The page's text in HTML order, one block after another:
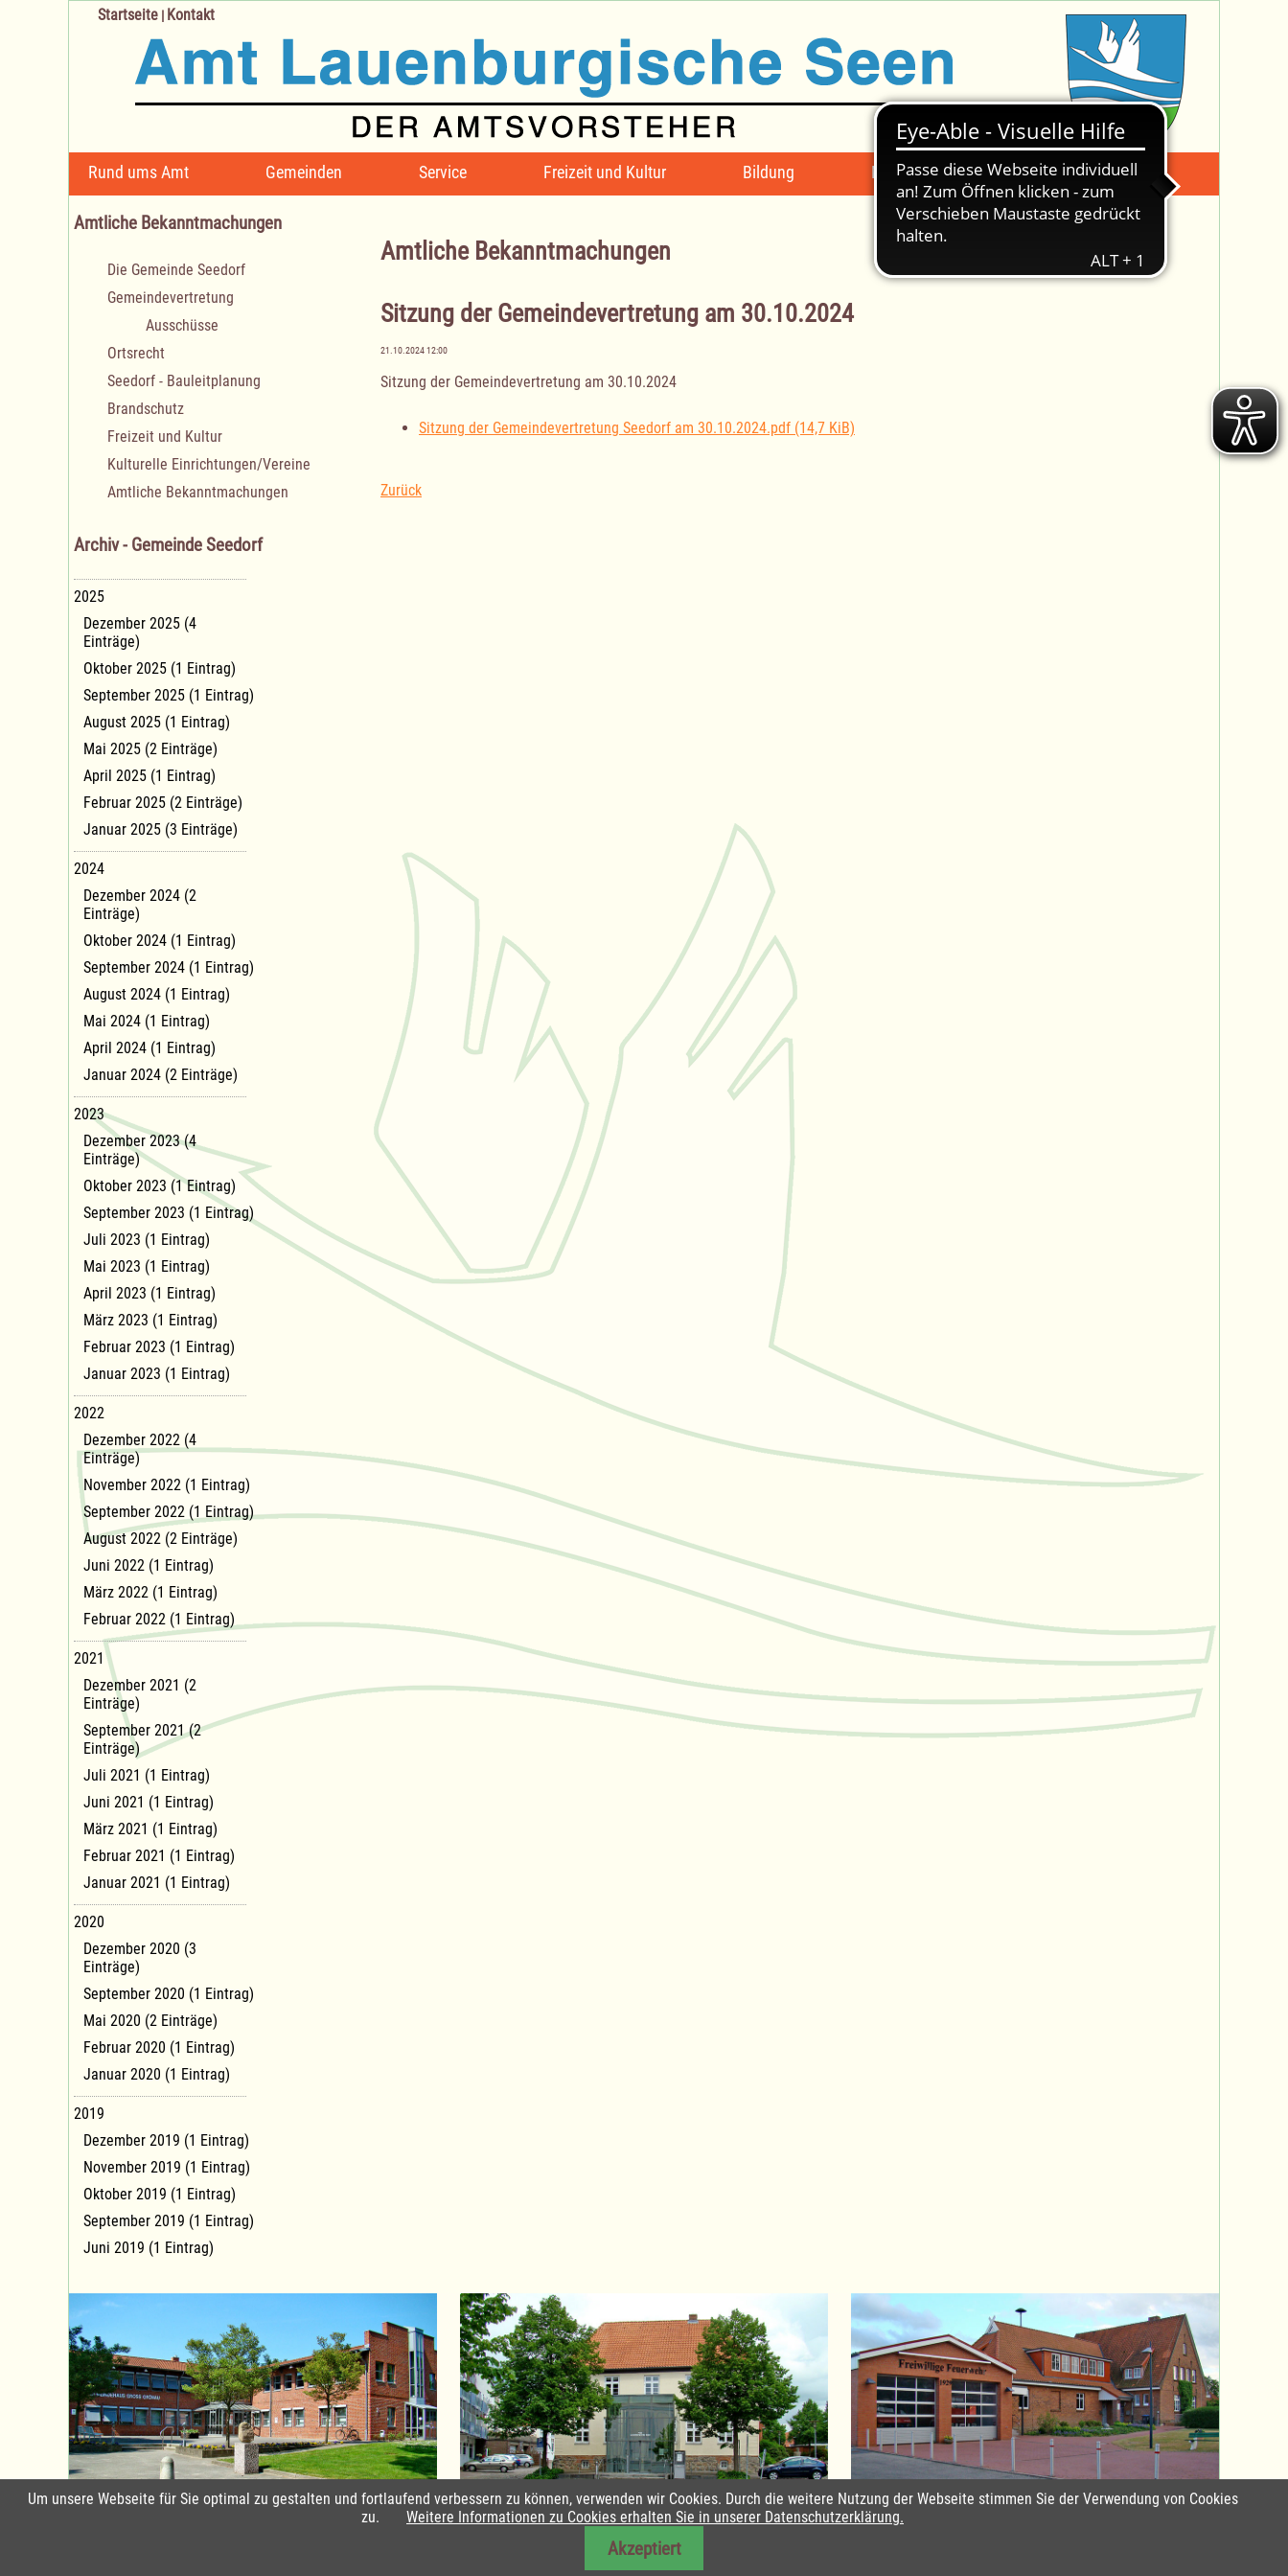
Navigation
überspringen
Rund ums Amt Gemeinden Service Freizeit und Kultur Bildung Mängelmeldung Suche -
Startseite | Kontakt
Amtliche Bekanntmachungen
Sitzung der Gemeindevertretung am 30.10.2024
21.10.2024 12:00
Sitzung der Gemeindevertretung am 30.10.2024
Sitzung der Gemeindevertretung Seedorf am 30.10.2024.pdf (14,7 KiB)
Zurück
Amtliche Bekanntmachungen
Navigation
überspringen
Die Gemeinde Seedorf
Gemeindevertretung
Ausschüsse
Ortsrecht
Seedorf - Bauleitplanung
Brandschutz
Freizeit und Kultur
Kulturelle Einrichtungen/Vereine
Amtliche Bekanntmachungen
Archiv - Gemeinde Seedorf
2025
Dezember 2025 (4
Einträge)
Oktober 2025 (1 Eintrag)
September 2025 (1 Eintrag)
August 2025 (1 Eintrag)
Mai 2025 (2 Einträge)
April 2025 (1 Eintrag)
Februar 2025 (2 Einträge)
Januar 2025 (3 Einträge)
2024
Dezember 2024 (2
Einträge)
Oktober 2024 (1 Eintrag)
September 2024 (1 Eintrag)
August 2024 (1 Eintrag)
Mai 2024 (1 Eintrag)
April 2024 (1 Eintrag)
Januar 2024 (2 Einträge)
2023
Dezember 2023 (4
Einträge)
Oktober 2023 (1 Eintrag)
September 2023 (1 Eintrag)
Juli 2023 (1 Eintrag)
Mai 2023 (1 Eintrag)
April 2023 (1 Eintrag)
März 2023 (1 Eintrag)
Februar 2023 (1 Eintrag)
Januar 2023 (1 Eintrag)
2022
Dezember 2022 (4
Einträge)
November 2022 (1 Eintrag)
September 2022 (1 Eintrag)
August 2022 (2 Einträge)
Juni 2022 (1 Eintrag)
März 2022 (1 Eintrag)
Februar 2022 (1 Eintrag)
2021
Dezember 2021 (2
Einträge)
September 2021 (2
Einträge)
Juli 2021 (1 Eintrag)
Juni 2021 (1 Eintrag)
März 2021 (1 Eintrag)
Februar 2021 (1 Eintrag)
Januar 2021 (1 Eintrag)
2020
Dezember 2020 (3
Einträge)
September 2020 (1 Eintrag)
Mai 2020 (2 Einträge)
Februar 2020 (1 Eintrag)
Januar 2020 (1 Eintrag)
2019
Dezember 2019 (1 Eintrag)
November 2019 (1 Eintrag)
Oktober 2019 (1 Eintrag)
September 2019 (1 Eintrag)
Juni 2019 (1 Eintrag)
Standort Groß Grönau Amtsverwaltung Lauenburgische Seen Standort Sterley
Daten-Schutz in Leichte Sprache
Copyright © 2026 Amt Lauenburgische Seen | Alle Rechte vorbehalten | Realisierung
Um unsere Webseite für Sie optimal zu gestalten und fortlaufend verbessern zu können, verwenden wir Cookies. Durch die weitere Nutzung der Webseite stimmen Sie der Verwendung von Cookies
zu.
Weitere Informationen zu Cookies erhalten Sie in unserer Datenschutzerklärung.
Akzeptiert